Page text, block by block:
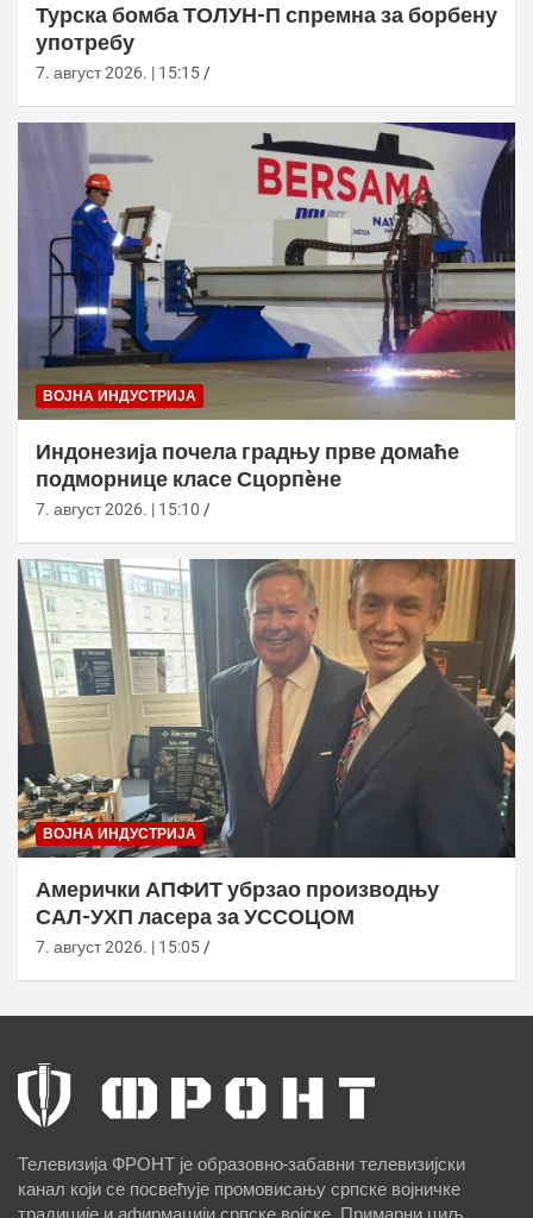
Турска бомба ТОЛУН-П спремна за борбену
употребу
7. август 2026. | 15:15
ВОЈНА ИНДУСТРИЈА
Индонезија почела градњу прве домаће
подморнице класе Сцорпèне
7. август 2026. | 15:10
ВОЈНА ИНДУСТРИЈА
Амерички АПФИТ убрзао производњу
САЛ-УХП ласера за УССОЦОМ
7. август 2026. | 15:05
Телевизија ФРОНТ је образовно-забавни телевизијски
канал који се посвећује промовисању српске војничке